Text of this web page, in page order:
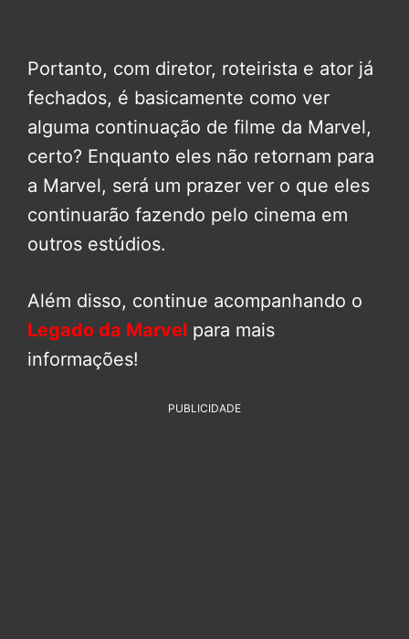
Portanto, com diretor, roteirista e ator já
fechados, é basicamente como ver
alguma continuação de filme da Marvel,
certo? Enquanto eles não retornam para
a Marvel, será um prazer ver o que eles
continuarão fazendo pelo cinema em
outros estúdios.
Além disso, continue acompanhando o
Legado da Marvel para mais
informações!
PUBLICIDADE